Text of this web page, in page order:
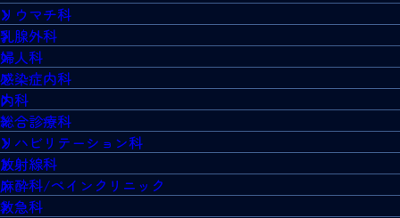
リウマチ科
乳腺外科
婦人科
感染症内科
内科
総合診療科
リハビリテーション科
放射線科
麻酔科/ペインクリニック
救急科